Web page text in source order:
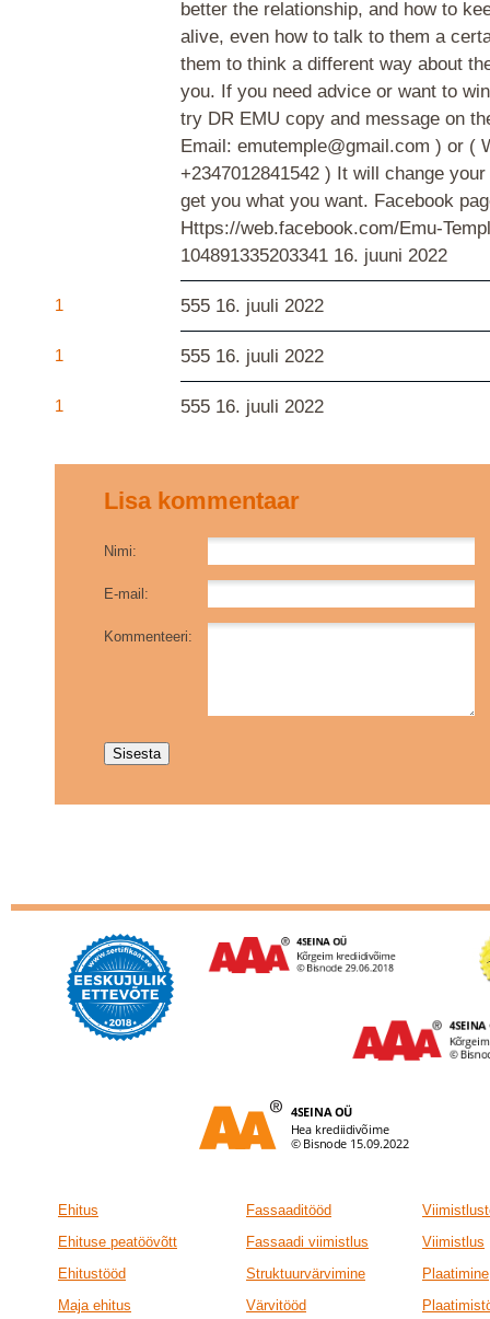
better the relationship, and how to
alive, even how to talk to them a
them to think a different way about
you. If you need advice or want to
try DR EMU copy and message on
Email: emutemple@gmail.com ) or (
+2347012841542 ) It will change
get you what you want. Facebook
Https://web.facebook.com/Emu-
104891335203341 16. juuni 2022
1 555 16. juuli 2022
1 555 16. juuli 2022
1 555 16. juuli 2022
Lisa kommentaar
Nimi:
E-mail:
Kommenteeri:
Ehitus Fassaaditööd
Ehituse peatöövõtt
Fassaadi viimistlus
Viimistlus
Ehitustööd
Struktuurvärvimine
Plaatimine
Maja ehitus
Värvitööd